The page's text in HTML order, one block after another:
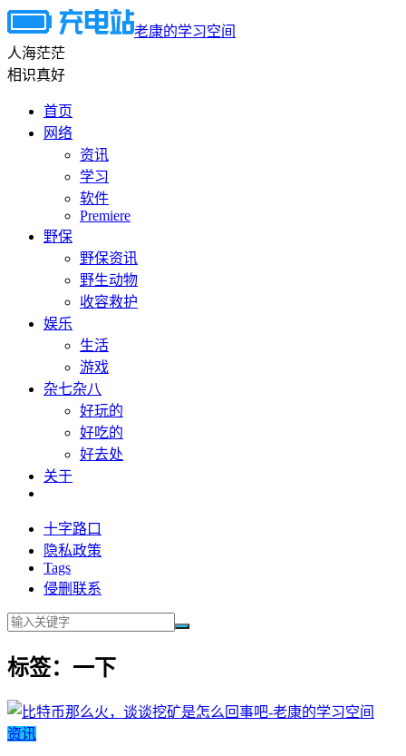
老康的学习空间
人海茫茫
相识真好
首页
网络
资讯
学习
软件
Premiere
野保
野保资讯
野生动物
收容救护
娱乐
生活
游戏
杂七杂八
好玩的
好吃的
好去处
关于
十字路口
隐私政策
Tags
侵删联系
标签：一下
资讯